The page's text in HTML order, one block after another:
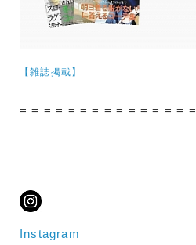
【雑誌掲載】
= = = = = = = = = = = = = = =
Instagram